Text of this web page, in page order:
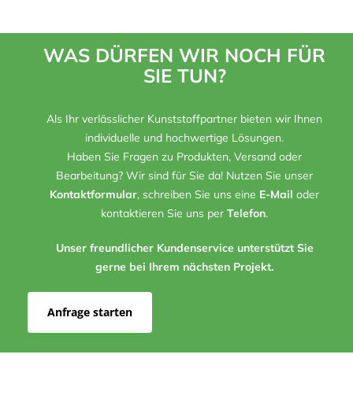
WAS DÜRFEN WIR NOCH FÜR
SIE TUN?
Als Ihr verlässlicher Kunststoffpartner bieten wir Ihnen
individuelle und hochwertige Lösungen.
Haben Sie Fragen zu Produkten, Versand oder
Bearbeitung? Wir sind für Sie da! Nutzen Sie unser
Kontaktformular, schreiben Sie uns eine E-Mail oder
kontaktieren Sie uns per Telefon.
Unser freundlicher Kundenservice unterstützt Sie
gerne bei Ihrem nächsten Projekt.
Anfrage starten